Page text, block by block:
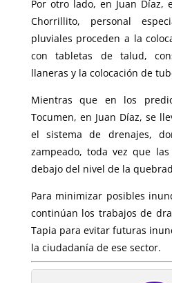
Por otro lado, en Juan Díaz,
Chorrillito, personal
pluviales proceden a la
con tabletas de talud,
llaneras y la colocación de
Mientras que en los
Tocumen, en Juan Díaz, se
el sistema de drenajes,
zampeado, toda vez que
debajo del nivel de la
Para minimizar posibles
continúan los trabajos de
Tapia para evitar futuras
la ciudadanía de ese sector.